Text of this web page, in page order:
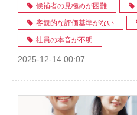
候補者の見極めが困難
客観的な評価基準がない
社員の本音が不明
2025-12-14 00:07